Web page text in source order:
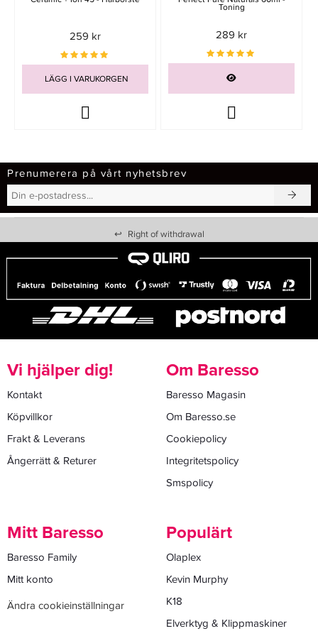
259 kr
LÄGG I VARUKORGEN
Toning
289 kr
Prenumerera på vårt nyhetsbrev
↩ Right of withdrawal
Vi hjälper dig!
Kontakt
Köpvillkor
Frakt & Leverans
Ångerrätt & Returer
Om Baresso
Baresso Magasin
Om Baresso.se
Cookiepolicy
Integritetspolicy
Smspolicy
Mitt Baresso
Baresso Family
Mitt konto
Ändra cookieinställningar
Populärt
Olaplex
Kevin Murphy
K18
Elverktyg & Klippmaskiner